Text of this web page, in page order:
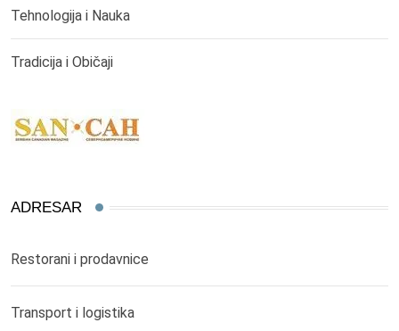
Tehnologija i Nauka
Tradicija i Običaji
ADRESAR
Restorani i prodavnice
Transport i logistika